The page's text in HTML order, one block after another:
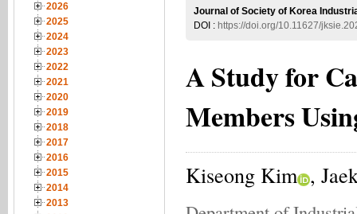
2026
2025
2024
2023
2022
2021
2020
2019
2018
2017
2016
2015
2014
2013
Journal of Society of Korea
DOI : https://doi.org/10.11627/
A Study for
Members
Kiseong Kim ,